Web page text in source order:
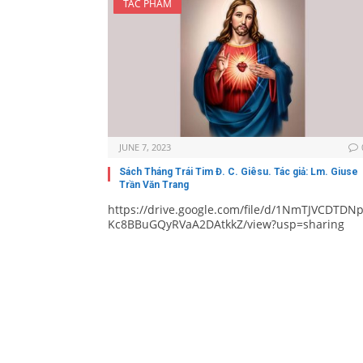
TÁC PHẨM
JUNE 7, 2023
Sách Tháng Trái Tim Đ. C. Giêsu. Tác giả: Lm. Giuse
Trần Văn Trang
https://drive.google.com/file/d/
Kc8BBuGQyRVaA2DAtkkZ/view?usp=sharing